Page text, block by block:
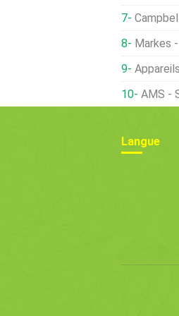
Campbell
Markes
AMS -
Langue